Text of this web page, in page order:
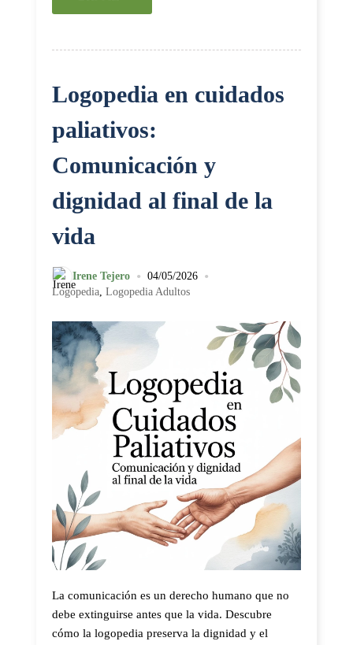
Logopedia en cuidados
paliativos:
Comunicación y
dignidad al final de la
vida
Irene Tejero • 04/05/2026 •
Logopedia, Logopedia Adultos
La comunicación es un derecho humano que no
debe extinguirse antes que la vida. Descubre
cómo la logopedia preserva la dignidad y el